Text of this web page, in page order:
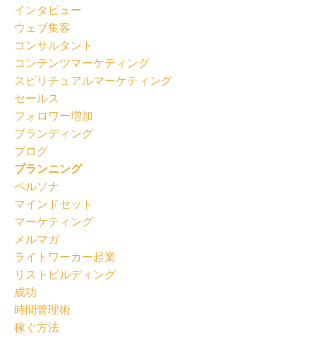
インタビュー
ウェブ集客
コンサルタント
コンテンツマーケティング
スピリチュアルマーケティング
セールス
フォロワー増加
ブランディング
ブログ
プランニング
ペルソナ
マインドセット
マーケティング
メルマガ
ライトワーカー起業
リストビルディング
成功
時間管理術
稼ぐ方法